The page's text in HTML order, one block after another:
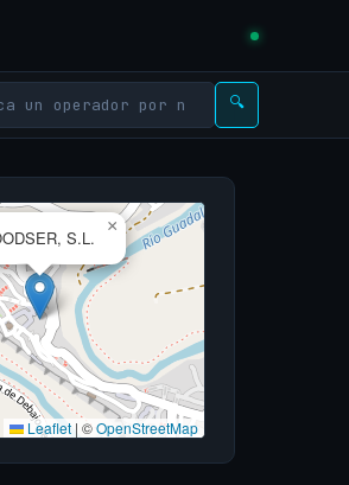
🔍
S.L.
×
Leaflet | ©OpenStreetMap